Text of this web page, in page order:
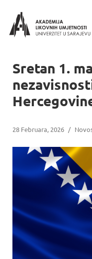
Sretan 1.
28 Februara, 2026 /